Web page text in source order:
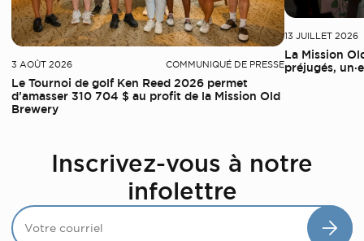
3 AOÛT 2026 COMMUNIQUÉ DE PRESSE
Le Tournoi de golf Ken Reed 2026 permet
d’amasser 310 704 $ au profit de la Mission Old
Brewery
13 JUILLET 2026
La Mission
préjugés,
Inscrivez-vous à notre
infolettre